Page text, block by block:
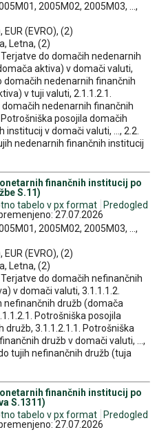
2005M02, 2005M03, ...,
EUR (EVRO), (2)
Letna, (2)
Terjatve do domačih nedenarnih
aktiva) v domači valuti,
domačih nedenarnih finančnih
v tuji valuti, 2.1.1.2.1.
nedenarnih finančnih
posojila domačih
institucij v domači valuti, ..., 2.2.
nedenarnih finančnih institucij
finančnih institucij po
S.11)
tabelo v px format
Predogled
27.07.2026
2005M02, 2005M03, ...,
EUR (EVRO), (2)
Letna, (2)
Terjatve do domačih nefinančnih
v domači valuti, 3.1.1.1.2.
nefinančnih družb (domača
Potrošniška posojila
družb, 3.1.1.2.1.1. Potrošniška
družb v domači valuti, ...,
tujih nefinančnih družb (tuja
finančnih institucij po
S.1311)
tabelo v px format
Predogled
27.07.2026